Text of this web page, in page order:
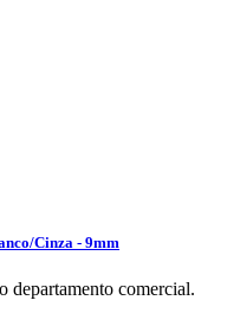
Cinza - 9mm
departamento comercial.